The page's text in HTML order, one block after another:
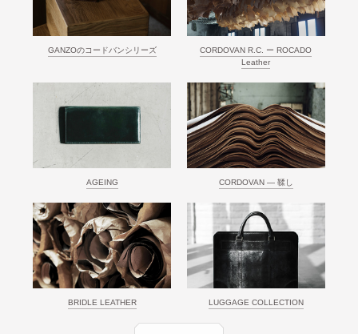
GANZOのコードバンシリーズ
CORDOVAN R.C. ー ROCADO
Leather
AGEING CORDOVAN ― 鞣し
BRIDLE LEATHER LUGGAGE COLLECTION